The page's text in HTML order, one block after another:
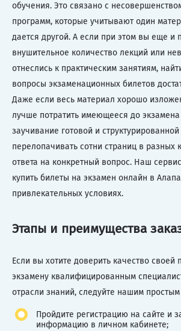
обучения. Это связано с
программ, которые учитывают один
дается другой. А если при этом вы еще и
внушительное количество лекций или
отнеслись к практическим занятиям,
вопросы экзаменационных билетов
Даже если весь материал хорошо
лучше потратить имеющееся до
заучивание готовой и
перелопачивать сотни страниц в разных
ответа на конкретный вопрос. Наш
купить билеты на экзамен онлайн в
привлекательных условиях.
Этапы и преимущества
Если вы хотите доверить качество своей
экзамену квалифицированным
отрасли знаний, следуйте нашим
Пройдите регистрацию на сайте и
информацию в личном кабинете;